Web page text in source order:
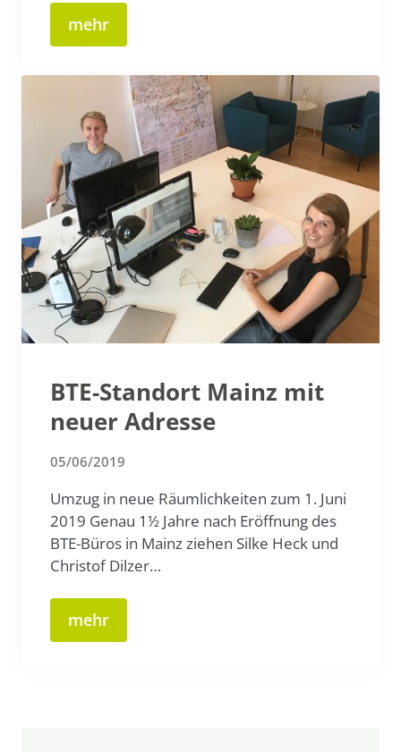
mehr
BTE-Standort Mainz mit
neuer Adresse
05/06/2019
Umzug in neue Räumlichkeiten zum 1. Juni
2019 Genau 1½ Jahre nach Eröffnung des
BTE-Büros in Mainz ziehen Silke Heck und
Christof Dilzer…
mehr